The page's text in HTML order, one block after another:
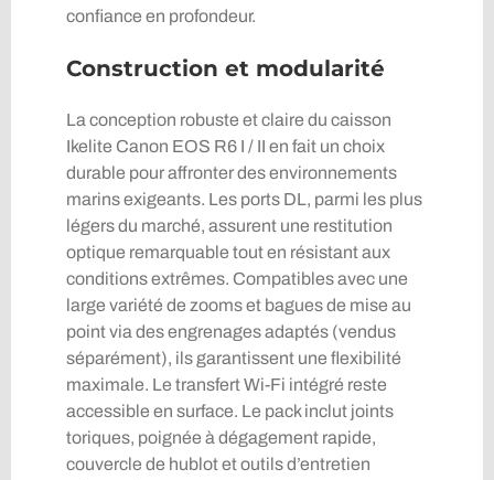
confiance en profondeur.
Construction et modularité
La conception robuste et claire du caisson
Ikelite Canon EOS R6 I / II en fait un choix
durable pour affronter des environnements
marins exigeants. Les ports DL, parmi les plus
légers du marché, assurent une restitution
optique remarquable tout en résistant aux
conditions extrêmes. Compatibles avec une
large variété de zooms et bagues de mise au
point via des engrenages adaptés (vendus
séparément), ils garantissent une flexibilité
maximale. Le transfert Wi-Fi intégré reste
accessible en surface. Le pack inclut joints
toriques, poignée à dégagement rapide,
couvercle de hublot et outils d’entretien